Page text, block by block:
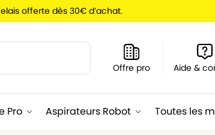
offerte dès 30€ d’achat.
Offre pro Aide &
Pro Aspirateurs Robot Toutes les